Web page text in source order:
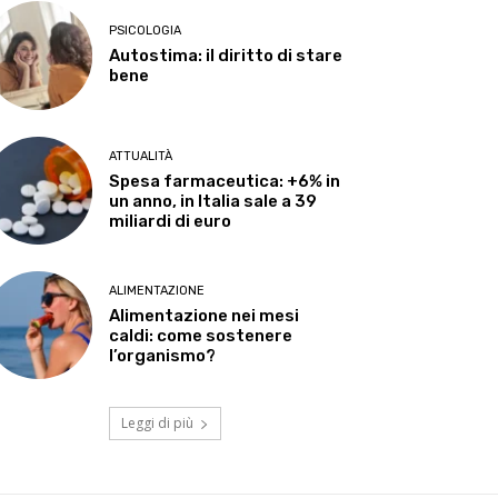
PSICOLOGIA
Autostima: il diritto di stare
bene
ATTUALITÀ
Spesa farmaceutica: +6% in
un anno, in Italia sale a 39
miliardi di euro
ALIMENTAZIONE
Alimentazione nei mesi
caldi: come sostenere
l’organismo?
Leggi di più